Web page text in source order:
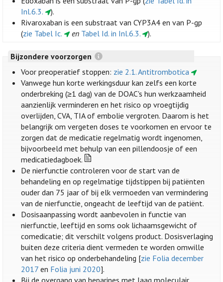
Inl.6.3.
).
Rivaroxaban is een substraat van CYP3A4 en van P-gp
(zie Tabel Ic. en Tabel Id. in Inl.6.3. ).
Bijzondere voorzorgen
Voor preoperatief stoppen: zie 2.1. Antitrombotica
Vanwege hun korte werkingsduur kan zelfs een korte
onderbreking (≥1 dag) van de DOAC's hun werkzaamheid
aanzienlijk verminderen en het risico op vroegtijdig
overlijden, CVA, TIA of embolie vergroten. Daarom is het
belangrijk om vergeten doses te voorkomen en ervoor te
zorgen dat de medicatie regelmatig wordt ingenomen,
bijvoorbeeld met behulp van een pillendoosje of een
medicatiedagboek.
De nierfunctie controleren voor de start van de
behandeling en op regelmatige tijdstippen bij patiënten
ouder dan 75 jaar of bij elk vermoeden van vermindering
van de nierfunctie, ongeacht de leeftijd van de patiënt.
Dosisaanpassing wordt aanbevolen in functie van
nierfunctie, leeftijd en soms ook lichaamsgewicht of
comedicatie; dit verschilt volgens product. Dosisverlaging
buiten deze criteria dient vermeden te worden omwille
van het risico op onderbehandeling [zie Folia december
2017 en Folia juni 2020].
Bij de overgang van heparines met laag moleculair